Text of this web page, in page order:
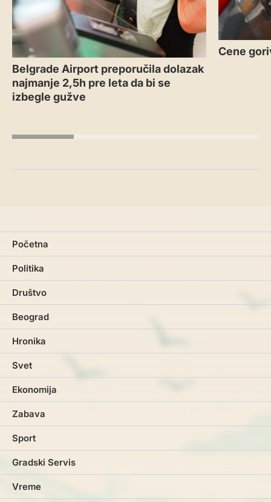
Belgrade Airport preporučila dolazak
najmanje 2,5h pre leta da bi se
izbegle gužve
Cene
Početna
Politika
Društvo
Beograd
Hronika
Svet
Ekonomija
Zabava
Sport
Gradski Servis
Vreme